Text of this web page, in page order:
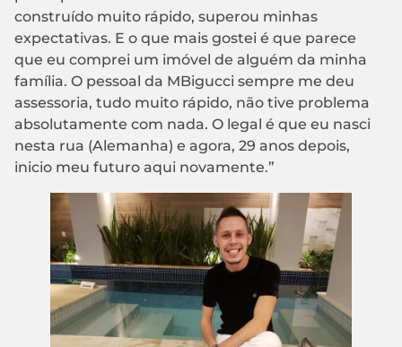
construído muito rápido, superou minhas
expectativas. E o que mais gostei é que parece
que eu comprei um imóvel de alguém da minha
família. O pessoal da MBigucci sempre me deu
assessoria, tudo muito rápido, não tive problema
absolutamente com nada. O legal é que eu nasci
nesta rua (Alemanha) e agora, 29 anos depois,
inicio meu futuro aqui novamente.”